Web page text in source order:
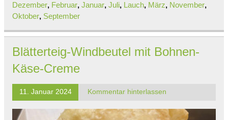
Dezember, Februar, Januar, Juli, Lauch, März, November,
Oktober, September
Blätterteig-Windbeutel mit Bohnen-
Käse-Creme
11. Januar 2024 Kommentar hinterlassen